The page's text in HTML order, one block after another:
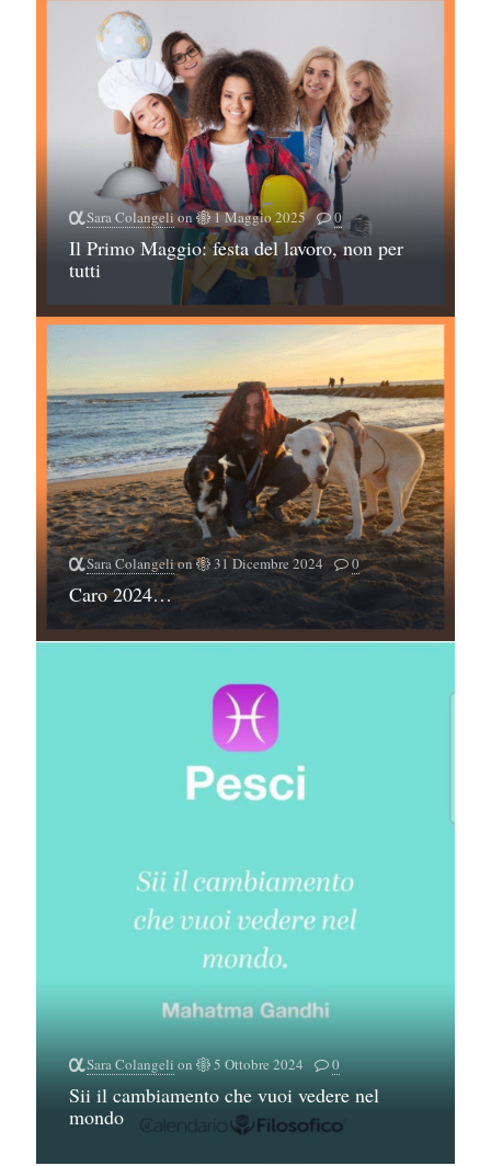
Sara Colangelion 1 Maggio 2025 0
Il Primo Maggio: festa del lavoro, non per
tutti
Sara Colangelion 31 Dicembre 2024 0
Caro 2024…
Sara Colangeli on 5 Ottobre 2024 0
Sii il cambiamento che vuoi vedere nel
mondo